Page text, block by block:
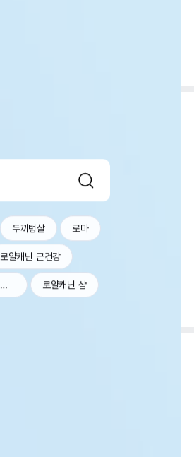
두끼텅살 로마
로얄캐닌 근건강
로얄캐닌 마더 앤 베이비 캣 울트라 소프트 무스 트레이 100g 로얄캐닌 샴